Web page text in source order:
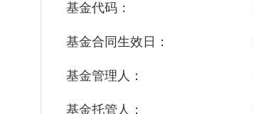
基金代码：
基金合同生效日：
基金管理人：
基金托管人：